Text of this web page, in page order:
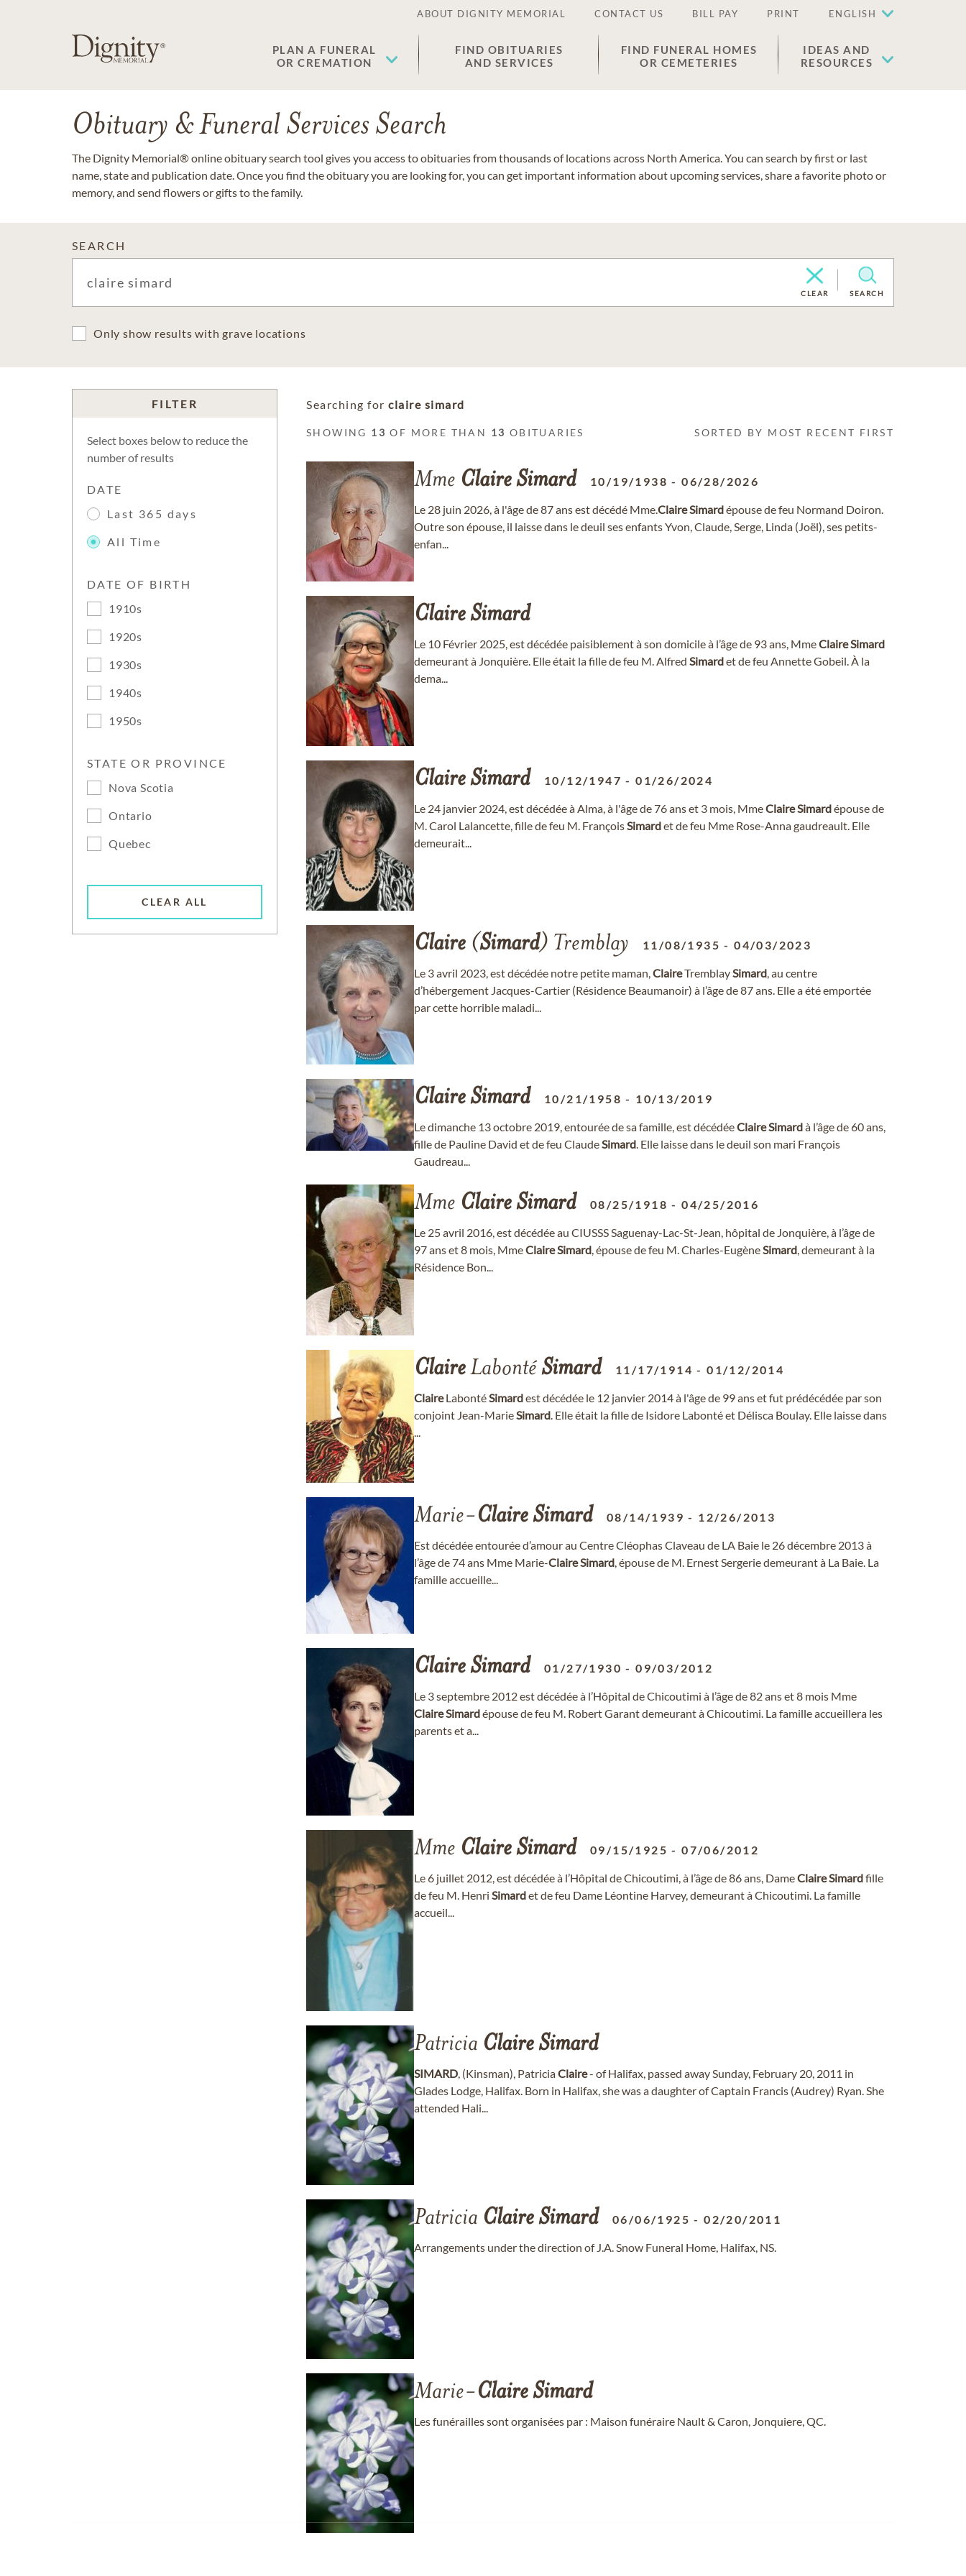
ABOUT DIGNITY MEMORIAL CONTACT US BILL PAY PRINT ENGLISH
PLAN A FUNERAL
OR CREMATION
FIND OBITUARIES
AND SERVICES
FIND FUNERAL HOMES
OR CEMETERIES
IDEAS AND
RESOURCES
Obituary & Funeral Services Search
The Dignity Memorial® online obituary search tool gives you access to obituaries from thousands of locations across North America. You can search by first or last
name, state and publication date. Once you find the obituary you are looking for, you can get important information about upcoming services, share a favorite photo or
memory, and send flowers or gifts to the family.
SEARCH
CLEAR SEARCH
Only show results with grave locations
FILTER
Select boxes below to reduce the
number of results
DATE
Last 365 days
All Time
DATE OF BIRTH
1910s
1920s
1930s
1940s
1950s
STATE OR PROVINCE
Nova Scotia
Ontario
Quebec
CLEAR ALL
Searching for claire simard
SHOWING 13 OF MORE THAN 13 OBITUARIES SORTED BY MOST RECENT FIRST
Mme ClaireSimard 10/19/1938 -06/28/2026
Le 28 juin 2026, à l'âge de 87 ans est décédé Mme.ClaireSimardépouse de feu Normand Doiron.
Outre son épouse, il laisse dans le deuil ses enfants Yvon, Claude, Serge, Linda (Joël), ses petits-
enfan...
ClaireSimard
Le 10 Février 2025, est décédée paisiblement à son domicile à l’âge de 93 ans, MmeClaireSimard
demeurant à Jonquière. Elle était la fille de feu M. Alfred Simardet de feu Annette Gobeil. À la
dema...
ClaireSimard 10/12/1947 -01/26/2024
Le 24 janvier 2024, est décédée à Alma, à l'âge de 76 ans et 3 mois, MmeClaireSimardépouse de
M. Carol Lalancette, fille de feu M. FrançoisSimardet de feu Mme Rose-Anna gaudreault. Elle
demeurait...
Claire (Simard) Tremblay 11/08/1935 -04/03/2023
Le 3 avril 2023, est décédée notre petite maman,ClaireTremblaySimard, au centre
d’hébergement Jacques-Cartier (Résidence Beaumanoir) à l’âge de 87 ans. Elle a été emportée
par cette horrible maladi...
ClaireSimard 10/21/1958 - 10/13/2019
Le dimanche 13 octobre 2019, entourée de sa famille, est décédéeClaireSimardà l’âge de 60 ans,
fille de Pauline David et de feu ClaudeSimard. Elle laisse dans le deuil son mari François
Gaudreau...
Mme ClaireSimard 08/25/1918 -04/25/2016
Le 25 avril 2016, est décédée au CIUSSS Saguenay-Lac-St-Jean, hôpital de Jonquière, à l’âge de
97 ans et 8 mois, MmeClaireSimard, épouse de feu M. Charles-EugèneSimard, demeurant à la
Résidence Bon...
ClaireLabontéSimard 11/17/1914 -01/12/2014
ClaireLabontéSimardest décédée le 12 janvier 2014 à l'âge de 99 ans et fut prédécédée par son
conjoint Jean-MarieSimard. Elle était la fille de Isidore Labonté et Délisca Boulay. Elle laisse dans
...
Marie-ClaireSimard 08/14/1939 - 12/26/2013
Est décédée entourée d’amour au Centre Cléophas Claveau de LA Baie le 26 décembre 2013 à
l’âge de 74 ans Mme Marie-ClaireSimard, épouse de M. Ernest Sergerie demeurant à La Baie. La
famille accueille...
ClaireSimard 01/27/1930 -09/03/2012
Le 3 septembre 2012 est décédée à l’Hôpital de Chicoutimi à l’âge de 82 ans et 8 mois Mme
ClaireSimardépouse de feu M. Robert Garant demeurant à Chicoutimi. La famille accueillera les
parents et a...
Mme ClaireSimard 09/15/1925 -07/06/2012
Le 6 juillet 2012, est décédée à l’Hôpital de Chicoutimi, à l’âge de 86 ans, DameClaireSimardfille
de feu M. Henri Simardet de feu Dame Léontine Harvey, demeurant à Chicoutimi. La famille
accueil...
Patricia ClaireSimard
SIMARD, (Kinsman), PatriciaClaire- of Halifax, passed away Sunday, February 20, 2011 in
Glades Lodge, Halifax. Born in Halifax, she was a daughter of Captain Francis (Audrey) Ryan. She
attended Hali...
Patricia ClaireSimard 06/06/1925 -02/20/2011
Arrangements under the direction of J.A. Snow Funeral Home, Halifax, NS.
Marie-ClaireSimard
Les funérailles sont organisées par : Maison funéraire Nault & Caron, Jonquiere, QC.